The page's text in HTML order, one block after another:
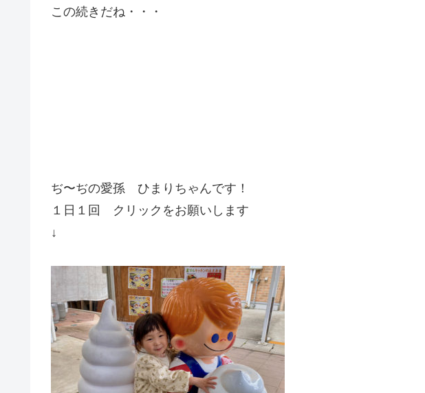
この続きだね・・・
ぢ〜ぢの愛孫 ひまりちゃんです！
１日１回 クリックをお願いします
↓